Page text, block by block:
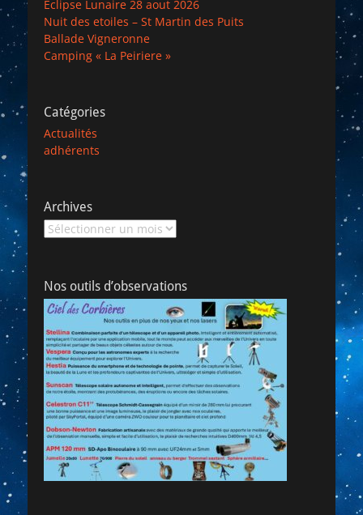
Eclipse Lunaire 28 aout 2026
Nuit des etoiles – St Martin des Puits
Ballade Vigneronne
Camping « La Peiriere »
Catégories
Actualités
adhérents
Archives
Archives
Nos outils d’observations